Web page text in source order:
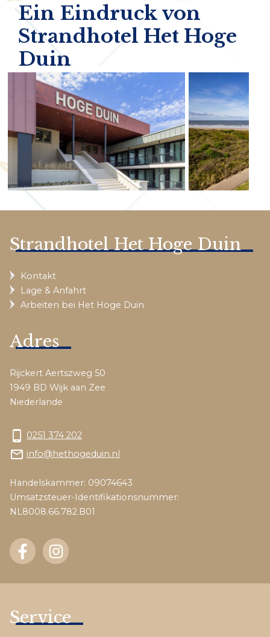
Ein Eindruck von
Strandhotel Het Hoge
Duin
Strandhotel Het Hoge Duin
Kontakt
Lage & Anfahrt
Arbeiten bei Het Hoge Duin
Adres
Rijckert Aertszweg 50
1949 BD Wijk aan Zee
Niederlande
phone_android 0251 374 202
mail_outline info@hethogeduin.nl
Handelskammer: 09074643
Umsatzsteuer-Identifikationsnummer:
NL8008.66.782.B01
Service